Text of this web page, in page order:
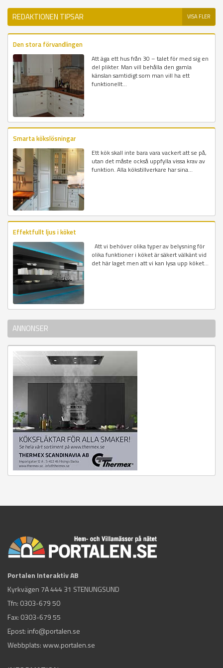
REDAKTIONEN TIPSAR VISA FLER
Den stora förvandlingen
Att äga ett hus från 30 – talet för med sig en
del plikter. Man vill behålla den gamla
känslan samtidigt som man vill ha ett
funktionellt...
Smarta kökslösningar
Ett kök skall inte bara vara vackert att se på,
utan det måste också uppfylla vissa krav av
funktion. Alla kökstillverkare har sina...
Effektfullt ljus i köket
Att vi behöver olika typer av belysning för
olika funktioner i köket är säkert välkänt vid
det här laget men att vi kan lysa upp köket...
ANNONSER
Portalen Interaktiv AB
Kyrkvägen 7A 444 31 STENUNGSUND
Tfn: 0303-679 50
Fax: 0303-679 55
Epost: info@portalen.se
Webbplats: www.portalen.se